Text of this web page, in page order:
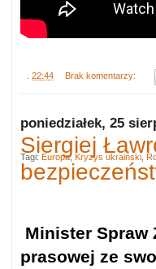
22:44 Brak komentarzy:
poniedziałek, 25
Siergiej
Minister Spraw
prasowej ze
Tagi: Europa, Kryzys ukraiński